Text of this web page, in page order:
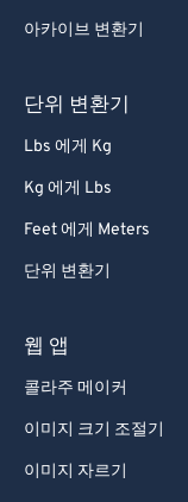
아카이브 변환기
단위 변환기
Lbs 에게 Kg
Kg 에게 Lbs
Feet 에게 Meters
단위 변환기
웹 앱
콜라주 메이커
이미지 크기 조절기
이미지 자르기